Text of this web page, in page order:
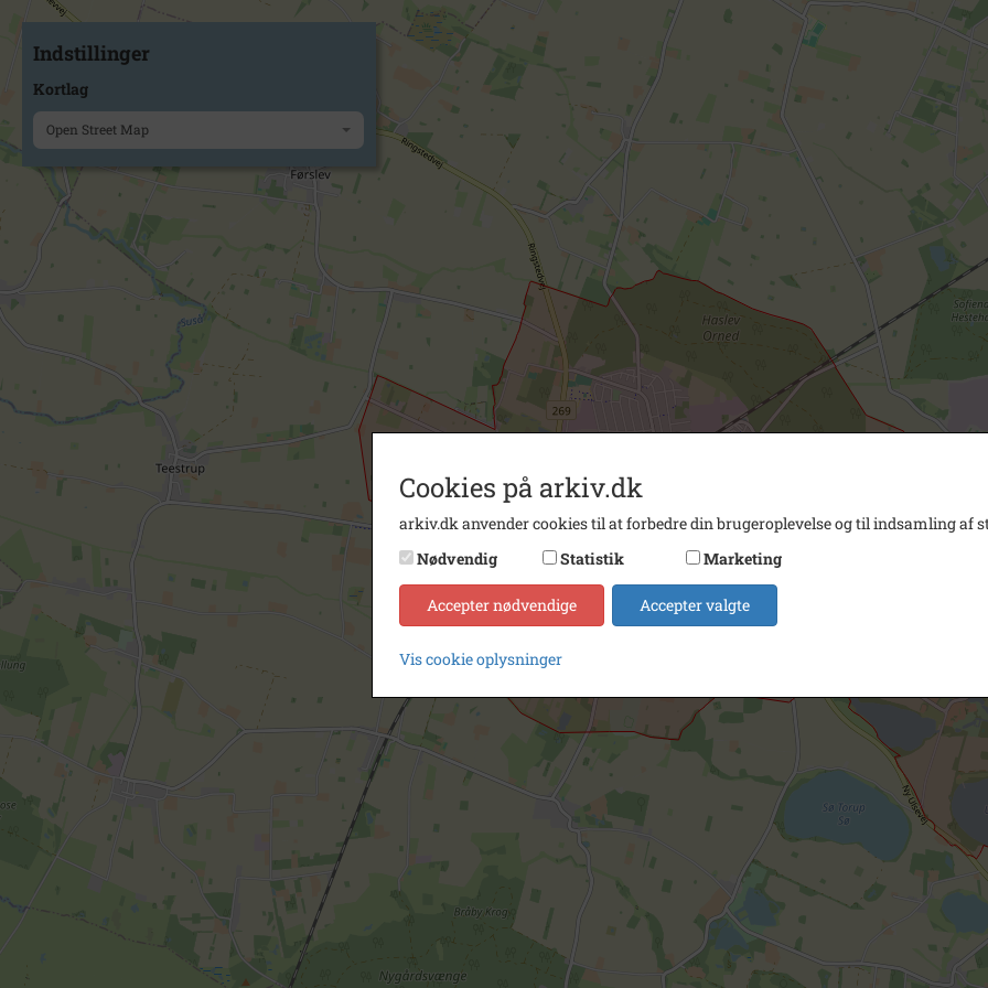
Indstillinger
Kortlag
Open Street Map
Cookies på arkiv.dk
arkiv.dk anvender cookies til at forbedre din brugeroplevelse og til indsamling af
Nødvendig
Statistik Marketing
Accepter nødvendige Accepter valgte
Vis cookie oplysninger